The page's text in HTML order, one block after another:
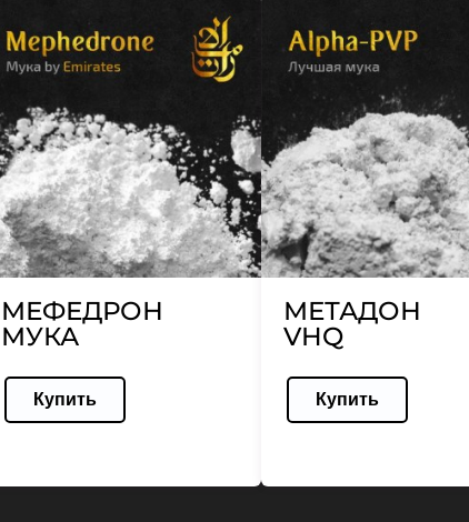
МЕФЕДРОН
МУКА
Купить
МЕТАДОН
VHQ
Купить